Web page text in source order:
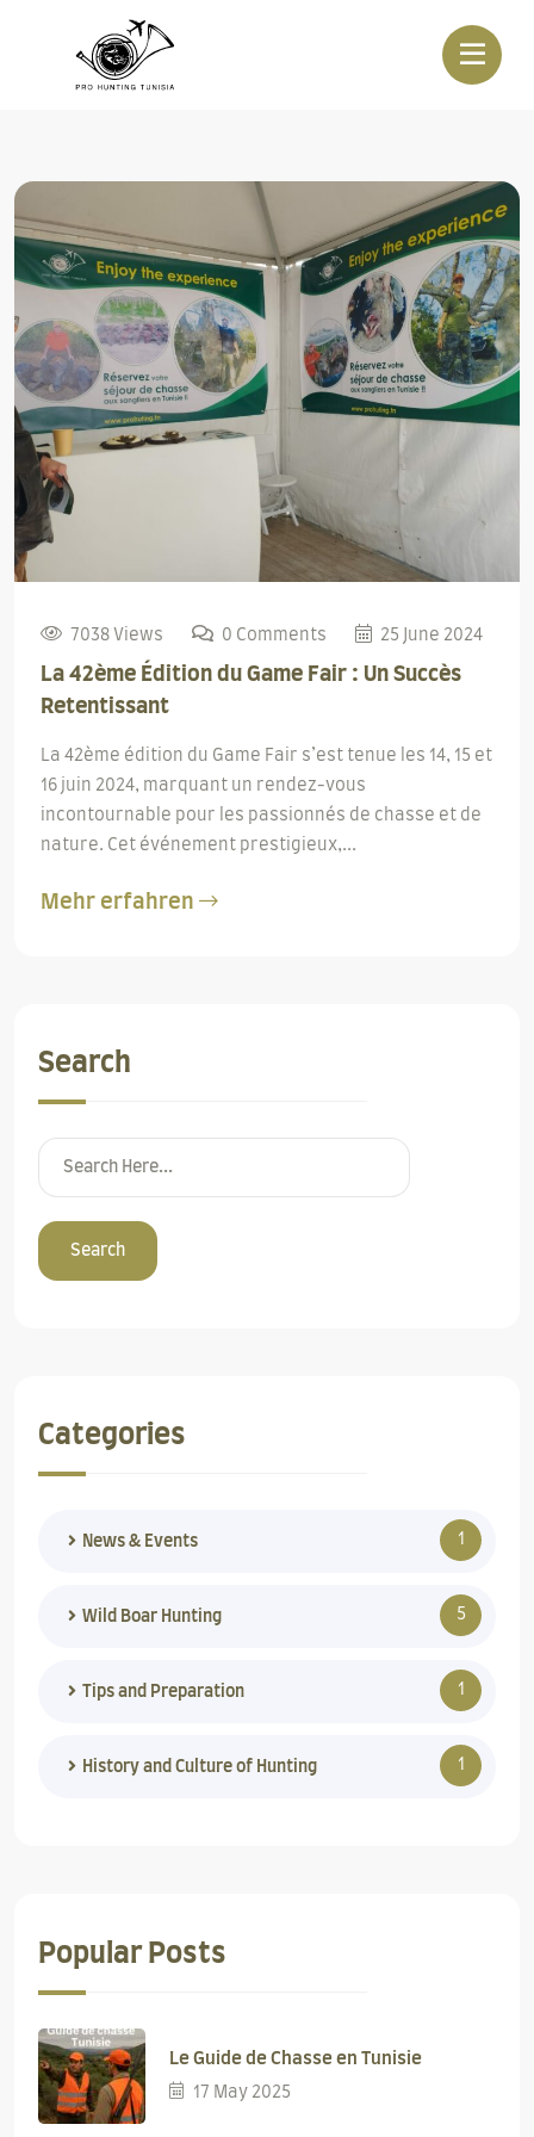
7038 Views 0 Comments 25 June 2024
La 42ème Édition du Game Fair : Un Succès
Retentissant
La 42ème édition du Game Fair s’est tenue les 14, 15 et
16 juin 2024, marquant un rendez-vous
incontournable pour les passionnés de chasse et de
nature. Cet événement prestigieux,...
Mehr erfahren
Search
Search
Categories
News & Events 1
Wild Boar Hunting 5
Tips and Preparation 1
History and Culture of Hunting 1
Popular Posts
Le Guide de Chasse en Tunisie
17 May 2025